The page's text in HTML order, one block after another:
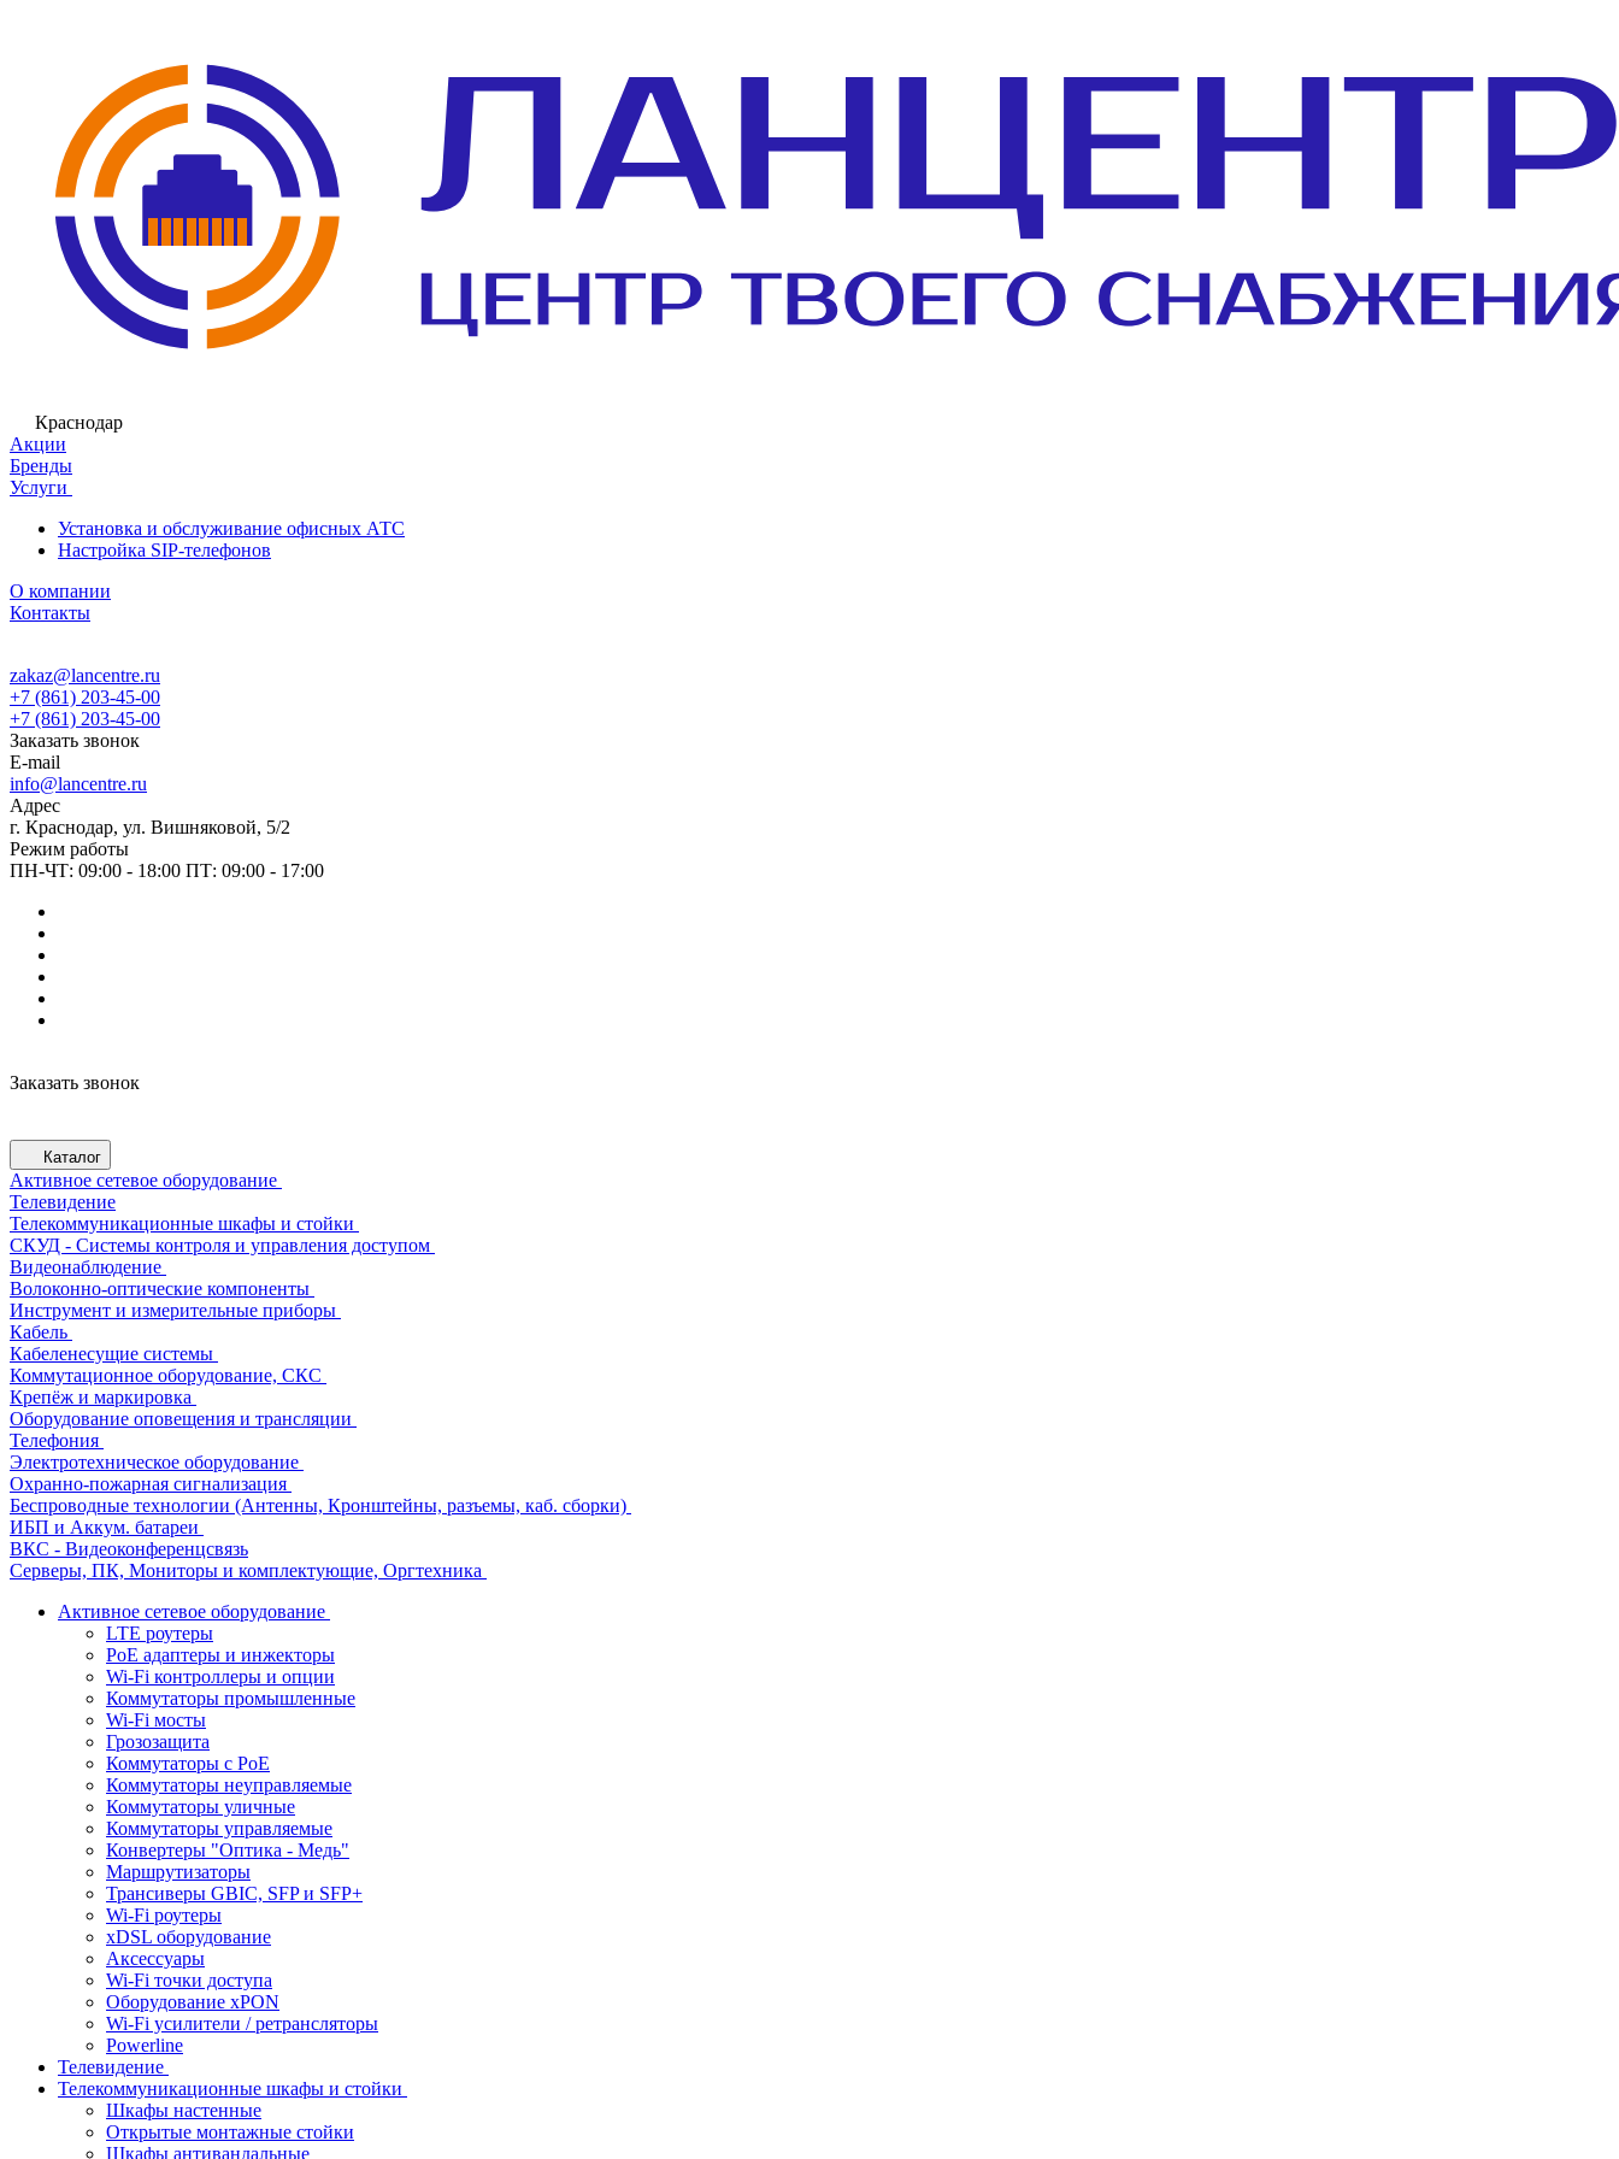
Краснодар
Акции
Бренды
Услуги
Установка и обслуживание офисных АТС
Настройка SIP-телефонов
О компании
Контакты
zakaz@lancentre.ru
+7 (861) 203-45-00
+7 (861) 203-45-00
Заказать звонок
E-mail
info@lancentre.ru
Адрес
г. Краснодар, ул. Вишняковой, 5/2
Режим работы
ПН-ЧТ: 09:00 - 18:00 ПТ: 09:00 - 17:00
Заказать звонок
Каталог
Активное сетевое оборудование
Телевидение
Телекоммуникационные шкафы и стойки
СКУД - Системы контроля и управления доступом
Видеонаблюдение
Волоконно-оптические компоненты
Инструмент и измерительные приборы
Кабель
Кабеленесущие системы
Коммутационное оборудование, СКС
Крепёж и маркировка
Оборудование оповещения и трансляции
Телефония
Электротехническое оборудование
Охранно-пожарная сигнализация
Беспроводные технологии (Антенны, Кронштейны, разъемы, каб. сборки)
ИБП и Аккум. батареи
ВКС - Видеоконференцсвязь
Серверы, ПК, Мониторы и комплектующие, Оргтехника
Активное сетевое оборудование
LTE роутеры
PoE адаптеры и инжекторы
Wi-Fi контроллеры и опции
Коммутаторы промышленные
Wi-Fi мосты
Грозозащита
Коммутаторы c PoE
Коммутаторы неуправляемые
Коммутаторы уличные
Коммутаторы управляемые
Конвертеры "Оптика - Медь"
Маршрутизаторы
Трансиверы GBIC, SFP и SFP+
Wi-Fi роутеры
xDSL оборудование
Аксессуары
Wi-Fi точки доступа
Оборудование хPON
Wi-Fi усилители / ретрансляторы
Powerline
Телевидение
Телекоммуникационные шкафы и стойки
Шкафы настенные
Открытые монтажные стойки
Шкафы антивандальные